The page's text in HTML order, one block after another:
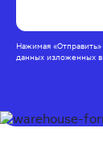
Нажимая «Отправить»
данных изложенных в